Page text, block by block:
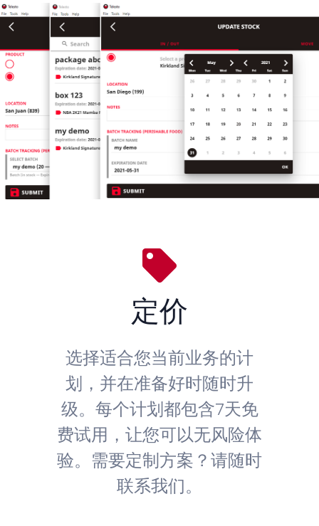
定价
选择适合您当前业务的计
划，并在准备好时随时升
级。每个计划都包含7天免
费试用，让您可以无风险体
验。需要定制方案？请随时
联系我们。